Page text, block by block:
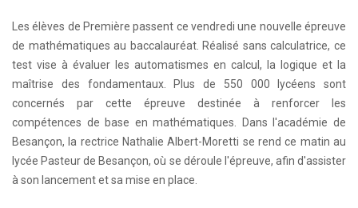
Les élèves de Première passent ce vendredi une nouvelle épreuve
de mathématiques au baccalauréat. Réalisé sans calculatrice, ce
test vise à évaluer les automatismes en calcul, la logique et la
maîtrise des fondamentaux. Plus de 550 000 lycéens sont
concernés par cette épreuve destinée à renforcer les
compétences de base en mathématiques. Dans l'académie de
Besançon, la rectrice Nathalie Albert-Moretti se rend ce matin au
lycée Pasteur de Besançon, où se déroule l'épreuve, afin d'assister
à son lancement et sa mise en place.